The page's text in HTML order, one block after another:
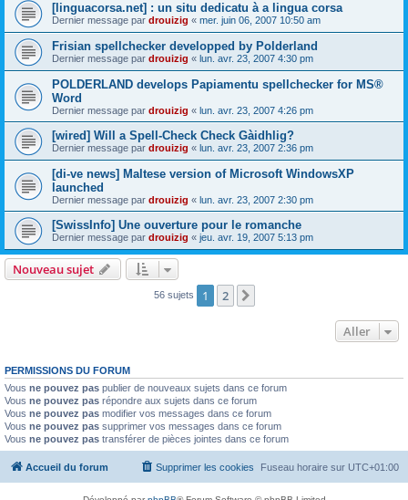
[linguacorsa.net] : un situ dedicatu à a lingua corsa
Dernier message par drouizig « mer. juin 06, 2007 10:50 am
Frisian spellchecker developped by Polderland
Dernier message par drouizig « lun. avr. 23, 2007 4:30 pm
POLDERLAND develops Papiamentu spellchecker for MS®
Word
Dernier message par drouizig « lun. avr. 23, 2007 4:26 pm
[wired] Will a Spell-Check Check Gàidhlig?
Dernier message par drouizig « lun. avr. 23, 2007 2:36 pm
[di-ve news] Maltese version of Microsoft WindowsXP
launched
Dernier message par drouizig « lun. avr. 23, 2007 2:30 pm
[SwissInfo] Une ouverture pour le romanche
Dernier message par drouizig « jeu. avr. 19, 2007 5:13 pm
Nouveau sujet
56 sujets 1 2
Aller
PERMISSIONS DU FORUM
Vous ne pouvez pas publier de nouveaux sujets dans ce forum
Vous ne pouvez pas répondre aux sujets dans ce forum
Vous ne pouvez pas modifier vos messages dans ce forum
Vous ne pouvez pas supprimer vos messages dans ce forum
Vous ne pouvez pas transférer de pièces jointes dans ce forum
Accueil du forum Fuseau horaire sur UTC+01:00
Supprimer les cookies